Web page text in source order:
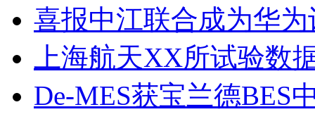
NEWS INFORMATION
喜报中江联合成为华为
上海航天XX所试验数